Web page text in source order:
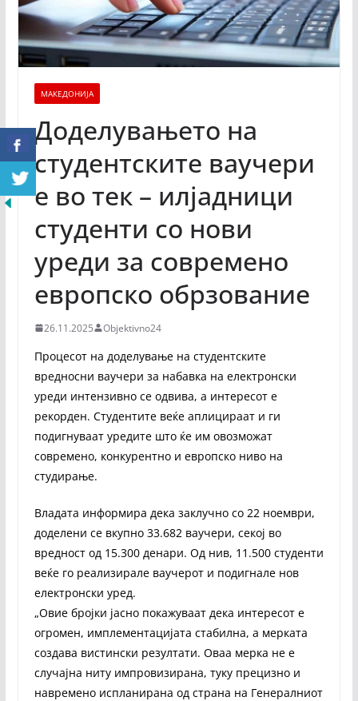
МАКЕДОНИЈА
Доделувањето на
студентските ваучери
е во тек – илјадници
студенти со нови
уреди за современо
европско обрзование
26.11.2025 Objektivno24
Процесот на доделување на студентските
вредносни ваучери за набавка на електронски
уреди интензивно се одвива, а интересот е
рекорден. Студентите веќе аплицираат и ги
подигнуваат уредите што ќе им овозможат
современо, конкурентно и европско ниво на
студирање.
Владата информира дека заклучно со 22 ноември,
доделени се вкупно 33.682 ваучери, секој во
вредност од 15.300 денари. Од нив, 11.500 студенти
веќе го реализирале ваучерот и подигнале нов
електронски уред.
„Овие бројки јасно покажуваат дека интересот е
огромен, имплементацијата стабилна, а мерката
создава вистински резултати. Оваа мерка не е
случајна ниту импровизирана, туку прецизно и
навремено испланирана од страна на Генералниот